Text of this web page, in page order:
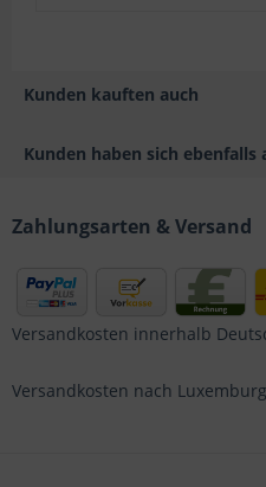
Kunden kauften auch
Kunden haben sich ebenfalls
Zahlungsarten & Versand
Versandkosten innerhalb
Versandkosten nach